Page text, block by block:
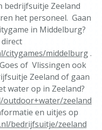
bedrijfsuitje Zeeland
het personeel. Gaan
in Middelburg?
direct
citygames/middelburg.
of Vlissingen ook
Zeeland of gaan
water op in Zeeland?
outdoor+water/zeeland
en uitjes op
bedrijfsuitje/zeeland